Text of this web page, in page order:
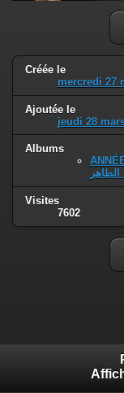
Créée le
mercredi 27
Ajoutée le
jeudi 28
Albums
Visites
7602